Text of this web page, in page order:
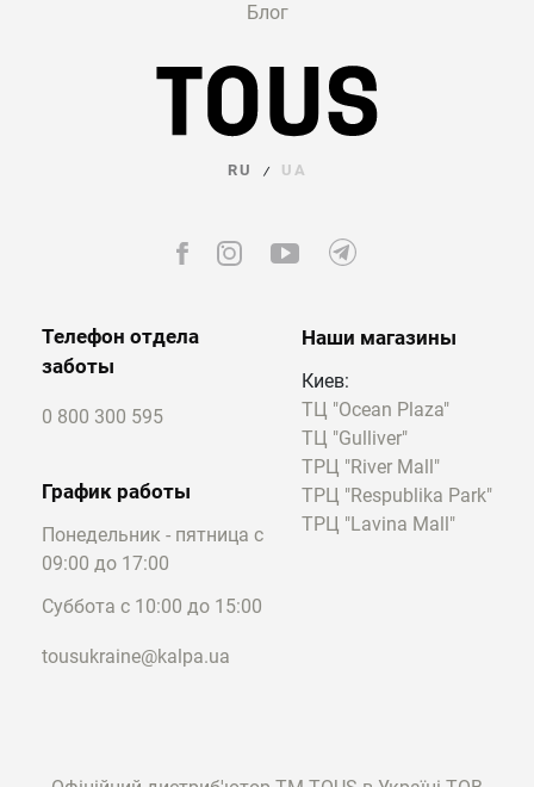
Блог
RU / UA
Телефон отдела
заботы
0 800 300 595
График работы
Понедельник - пятница с
09:00 до 17:00
Суббота с 10:00 до 15:00
tousukraine@kalpa.ua
Наши магазины
Киев:
ТЦ "Ocean Plaza"
ТЦ "Gulliver"
ТРЦ "River Mall"
ТРЦ "Respublika Park"
ТРЦ "Lavina Mall"